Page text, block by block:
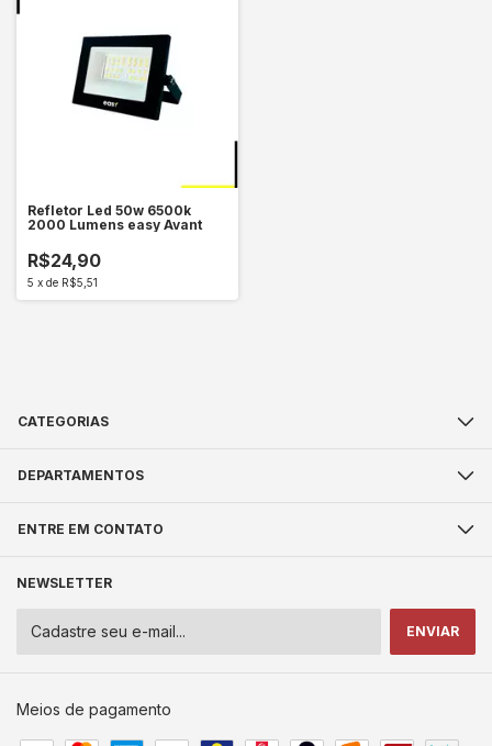
Refletor Led 50w 6500k
2000 Lumens easy Avant
R$24,90
5 x de R$5,51
CATEGORIAS
DEPARTAMENTOS
ENTRE EM CONTATO
NEWSLETTER
Meios de pagamento